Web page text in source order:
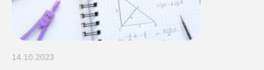
14.10.2023